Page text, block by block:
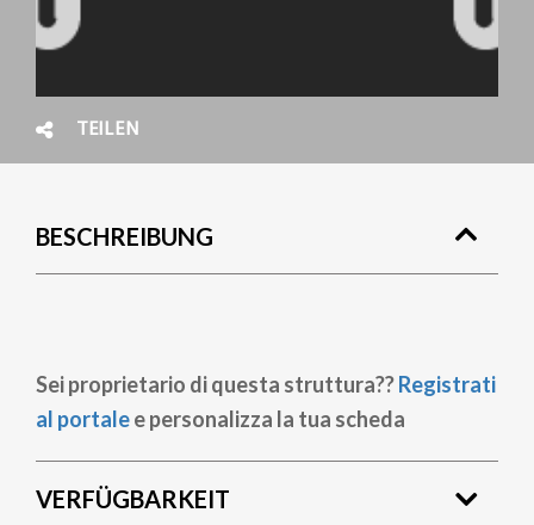
TEILEN
BESCHREIBUNG
Sei proprietario di questa struttura??Registrati
al portalee personalizza la tua scheda
VERFÜGBARKEIT